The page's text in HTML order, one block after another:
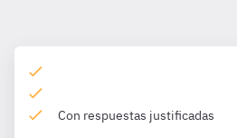
Con respuestas justificadas